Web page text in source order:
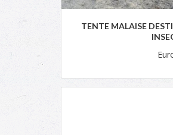
TENTE MALAISE